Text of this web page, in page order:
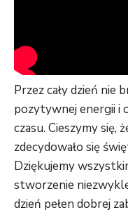
Przez cały dzień nie
pozytywnej energii i
czasu. Cieszymy się,
zdecydowało się
Dziękujemy
stworzenie
dzień pełen dobrej